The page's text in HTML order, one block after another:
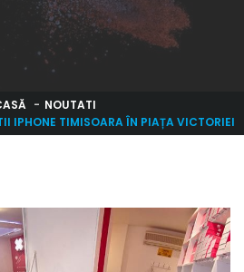
NOUTATI
IPHONE TIMISOARA ÎN PIAȚA VICTORIEI